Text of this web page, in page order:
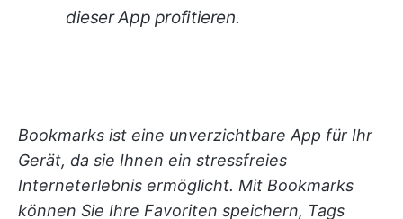
dieser App profitieren.
Bookmarks ist eine unverzichtbare App für Ihr
Gerät, da sie Ihnen ein stressfreies
Interneterlebnis ermöglicht. Mit Bookmarks
können Sie Ihre Favoriten speichern, Tags